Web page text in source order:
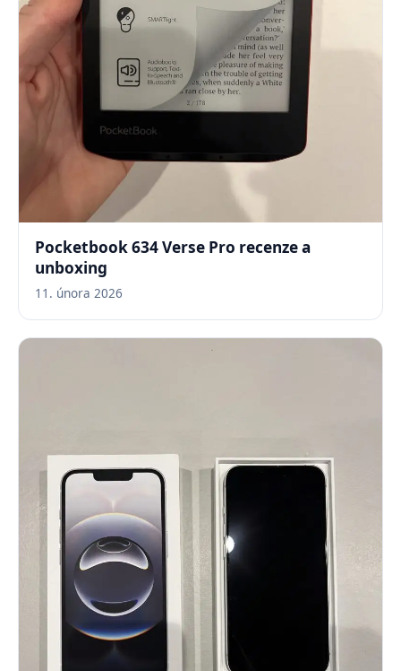
Pocketbook 634 Verse Pro recenze a
unboxing
11. února 2026